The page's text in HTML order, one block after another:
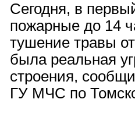
Сегодня, в
пожарные до 14
тушение травы
была реальная
строения,
ГУ МЧС по